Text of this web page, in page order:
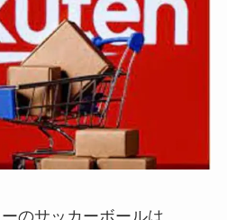
のサッカーボールは、